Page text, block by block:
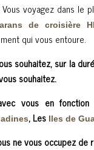
voyagez dans le
de croisière
qui vous entoure.
souhaitez, sur la
souhaitez.
vous en
, Les Iles de
ne vous occupez de